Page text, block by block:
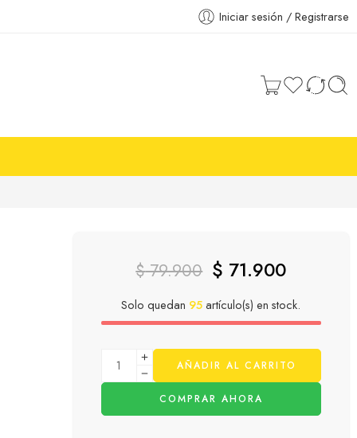
Iniciar sesión / Registrarse
$79.900 $ 71.900
Solo quedan 95artículo(s) en stock.
AÑADIR AL CARRITO
COMPRAR AHORA